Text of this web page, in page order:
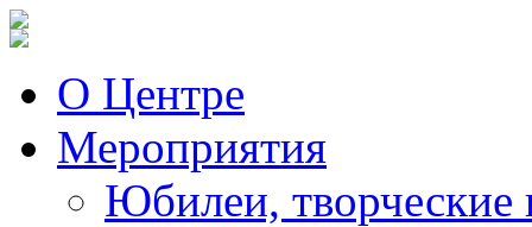
О Центре
Мероприятия
Юбилеи, творческие